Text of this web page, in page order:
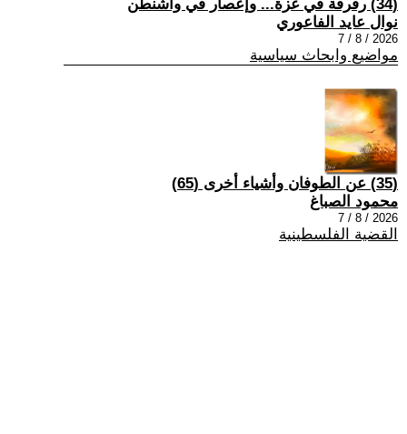
(34) رفرفة في غزة... وإعصار في واشنطن
نوال عايد الفاعوري
2026 / 8 / 7
مواضيع وابحاث سياسية
(35) عن الطوفان وأشياء أخرى (65)
محمود الصباغ
2026 / 8 / 7
القضية الفلسطينية